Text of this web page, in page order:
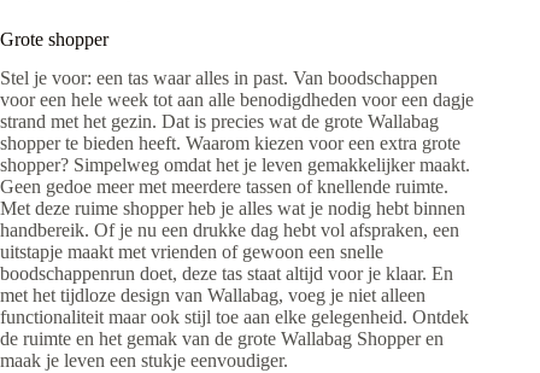
Grote shopper
Stel je voor: een tas waar alles in past. Van boodschappen
voor een hele week tot aan alle benodigdheden voor een dagje
strand met het gezin. Dat is precies wat de grote Wallabag
shopper te bieden heeft. Waarom kiezen voor een extra grote
shopper? Simpelweg omdat het je leven gemakkelijker maakt.
Geen gedoe meer met meerdere tassen of knellende ruimte.
Met deze ruime shopper heb je alles wat je nodig hebt binnen
handbereik. Of je nu een drukke dag hebt vol afspraken, een
uitstapje maakt met vrienden of gewoon een snelle
boodschappenrun doet, deze tas staat altijd voor je klaar. En
met het tijdloze design van Wallabag, voeg je niet alleen
functionaliteit maar ook stijl toe aan elke gelegenheid. Ontdek
de ruimte en het gemak van de grote Wallabag Shopper en
maak je leven een stukje eenvoudiger.